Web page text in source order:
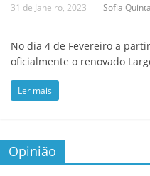
31 de Janeiro, 2023 Sofia
No dia 4 de Fevereiro a
oficialmente o renovado
Ler mais
Opinião